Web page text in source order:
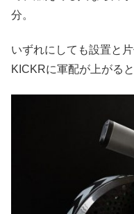
分。
いずれにしても設置と
KICKRに軍配が上がる